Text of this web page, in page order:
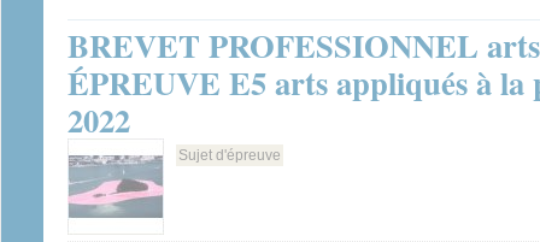
BREVET PROFESSIONNEL
ÉPREUVE E5 arts appliqués à la
2022
Sujet d'épreuve